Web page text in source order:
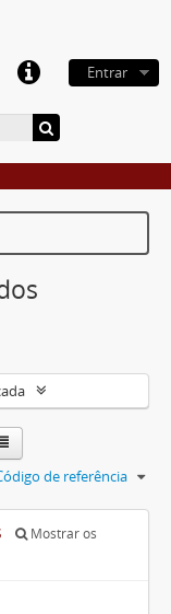
Entrar
de referência
Mostrar os